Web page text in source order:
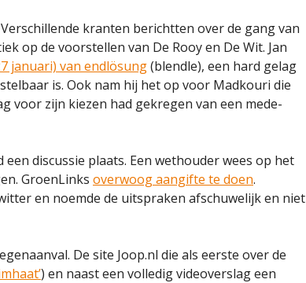
kranten berichtten over de gang van
op de voorstellen van De Rooy en De Wit. Jan
januari) van endlösung(blendle), een hard gelag
is. Ook nam hij het op voor Madkouri die
voor zijn kiezen had gekregen van een mede-
discussie plaats. Een wethouder wees op het
GroenLinks overwoog aangifte te doen.
en noemde de uitspraken afschuwelijk en niet
De site Joop.nl die als eerste over de
) en naast een volledig videoverslag een